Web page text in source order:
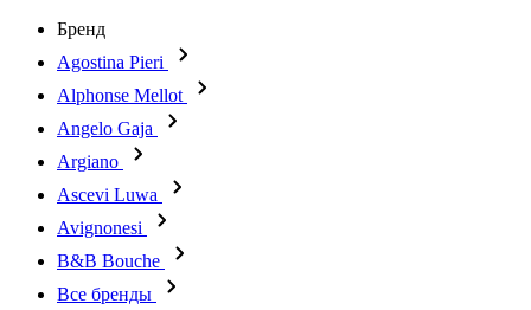
Бренд
Agostina Pieri
Alphonse Mellot
Angelo Gaja
Argiano
Ascevi Luwa
Avignonesi
B&B Bouche
Все бренды